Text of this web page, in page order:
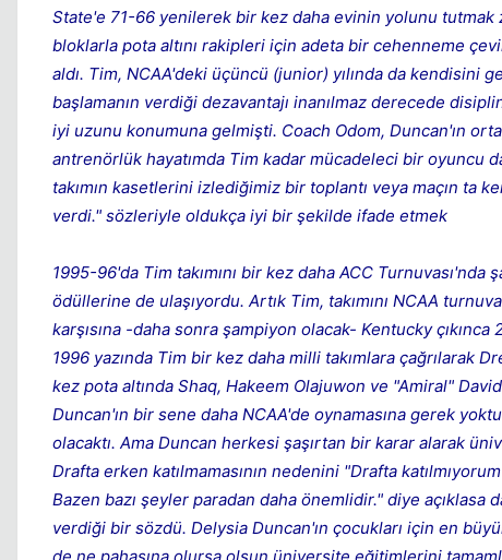
State'e 71-66 yenilerek bir kez daha evinin yolunu tutmak
bloklarla pota altını rakipleri için adeta bir cehenneme
aldı. Tim, NCAA'deki üçüncü (junior) yılında da kendisini
başlamanın verdiği dezavantajı inanılmaz derecede
iyi uzunu konumuna gelmişti. Coach Odom, Duncan'ın
antrenörlük hayatımda Tim kadar mücadeleci bir oyuncu
takımın kasetlerini izlediğimiz bir toplantı veya maçın ta
verdi." sözleriyle oldukça iyi bir şekilde ifade etmek
1995-96'da Tim takımını bir kez daha ACC Turnuvası'nda
ödüllerine de ulaşıyordu. Artık Tim, takımını NCAA
karşısına -daha sonra şampiyon olacak- Kentucky
1996 yazında Tim bir kez daha milli takımlara çağrılarak
kez pota altında Shaq, Hakeem Olajuwon ve "Amiral"
Duncan'ın bir sene daha NCAA'de oynamasına gerek
olacaktı. Ama Duncan herkesi şaşırtan bir karar alarak
Drafta erken katılmamasının nedenini "Drafta
Bazen bazı şeyler paradan daha önemlidir." diye
verdiği bir sözdü. Delysia Duncan'ın çocukları için en